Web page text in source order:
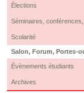
Élections
Séminaires,
Scolarité
Salon, Forum, Portes-
Évènements étudiants
Archives